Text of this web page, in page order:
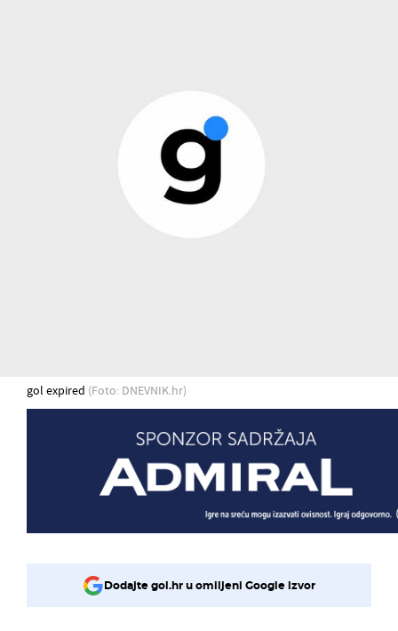
gol expired (Foto: DNEVNIK.hr)
Dodajte gol.hr u omiljeni Google izvor